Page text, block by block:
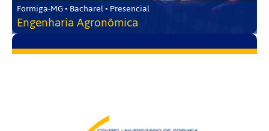
Formiga-MG • Bacharel • Presencial
Engenharia Agronômica